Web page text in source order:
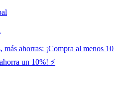
más ahorras: ¡Compra al menos 10
un 10%! ⚡️